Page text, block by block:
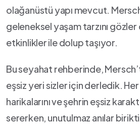
olağanüstü yapı ⁢mevcut.
geleneksel yaşam tarzını​
etkinlikler⁤ ile ‍dolup taşıyor.
Bu ​seyahat‍ rehberinde,
eşsiz yeri sizler için derledik.
harikalarını ⁤ve ⁣şehrin eşsiz
sererken, unutulmaz ​anılar